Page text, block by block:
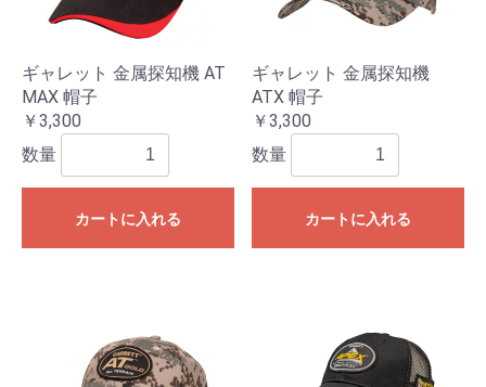
ギャレット 金属探知機 AT
MAX 帽子
￥3,300
数量
カートに入れる
ギャレット 金属探知機
ATX 帽子
￥3,300
数量
カートに入れる